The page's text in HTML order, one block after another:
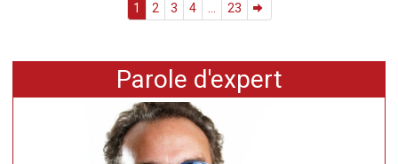
1 2 3 4 23
Parole d'expert